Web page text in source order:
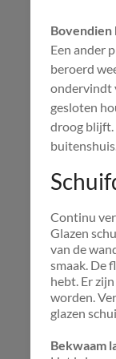
Een ander
beroerd
ondervindt
gesloten
droog blijft.
Continu
Glazen
van de
smaak. De
hebt. Er
worden.
glazen
Bekwaam